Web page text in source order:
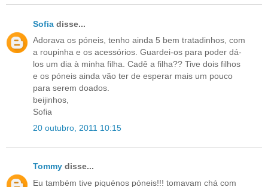
Sofia disse...
Adorava os póneis, tenho ainda 5 bem tratadinhos, com
a roupinha e os acessórios. Guardei-os para poder dá-
los um dia à minha filha. Cadê a filha?? Tive dois filhos
e os póneis ainda vão ter de esperar mais um pouco
para serem doados.
beijinhos,
Sofia
20 outubro, 2011 10:15
Tommy disse...
Eu também tive piquénos póneis!!! tomavam chá com